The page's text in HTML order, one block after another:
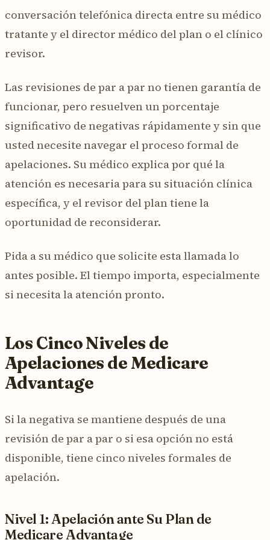
conversación telefónica directa entre su médico
tratante y el director médico del plan o el clínico
revisor.
Las revisiones de par a par no tienen garantía de
funcionar, pero resuelven un porcentaje
significativo de negativas rápidamente y sin que
usted necesite navegar el proceso formal de
apelaciones. Su médico explica por qué la
atención es necesaria para su situación clínica
específica, y el revisor del plan tiene la
oportunidad de reconsiderar.
Pida a su médico que solicite esta llamada lo
antes posible. El tiempo importa, especialmente
si necesita la atención pronto.
Los Cinco Niveles de
Apelaciones de Medicare
Advantage
Si la negativa se mantiene después de una
revisión de par a par o si esa opción no está
disponible, tiene cinco niveles formales de
apelación.
Nivel 1: Apelación ante Su Plan de
Medicare Advantage